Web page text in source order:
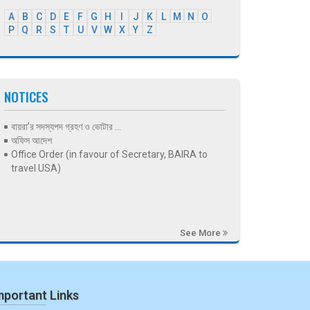
A B C D E F G H J K L M N
O
P
Q R S T U V W X Y Z
NOTICES
বায়রা’র সদস্যপদ গ্রহণ ও ভোটার ...
অফিস আদেশ
Office Order (in favour of Secretary, BAIRA to
travel USA)
See More
Links